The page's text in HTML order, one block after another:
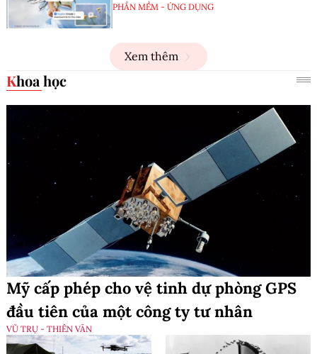
PHẦN MỀM - ỨNG DỤNG
Xem thêm
Khoa học
Mỹ cấp phép cho vệ tinh dự phòng GPS
đầu tiên của một công ty tư nhân
VŨ TRỤ - THIÊN VĂN